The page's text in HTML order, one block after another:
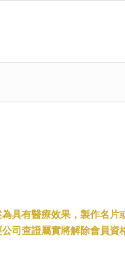
具有醫療效果，製作名
司查證屬實將解除會員資